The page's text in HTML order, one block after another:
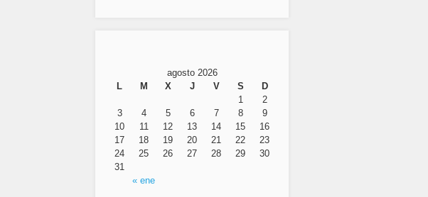
agosto 2026
L
M X J V S D
« ene
1
2
3
4 5 6 7 8
9
10
11 12 13 14 15
16
17
18 19 20 21 22
23
24
25 26 27 28 29
30
31